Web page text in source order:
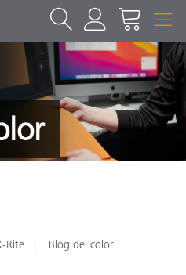
Rite Blog del color